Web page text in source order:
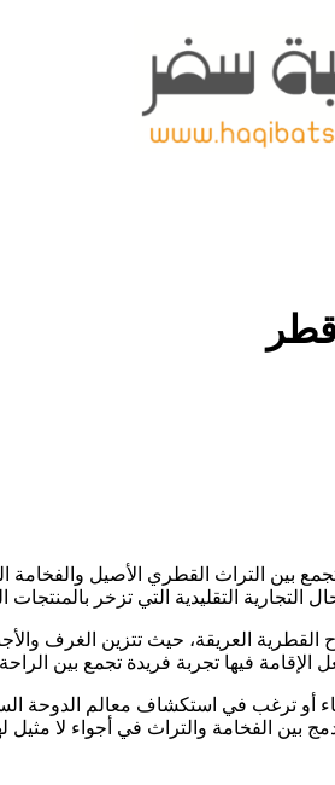
بين التراث القطري الأصيل والفخامة
التجارية التقليدية التي تزخر
القطرية العريقة، حيث تتزين الغرف
فيها تجربة فريدة تجمع بين الراحة
أو ترغب في استكشاف معالم الدوحة
بين الفخامة والتراث في أجواء لا مثيل